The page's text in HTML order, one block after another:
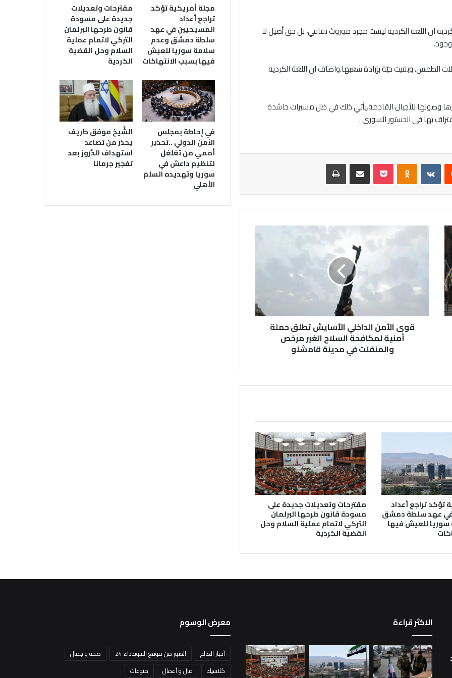
ان اللغة الكردية ليست مجرد موروث ثقافي، بل حق أصيل لا
الطمس، وبقيت حيّة بإرادة شعبها.واضاف ان اللغة الكردية
وصونها للأجيال القادمة.يأتي ذلك في ظل مسيرات حاشدة
بها في الدستور السوري .
Odnoklassniki
‫Pocket مشاركة عبر البريد طباعة
أمنية
السلاح
مدينة
قوى الأمن الداخلي الأسايش تطلق حملة
أمنية لمكافحة السلاح الغير مرخص
والمنفلت في مدينة قامشلو
تؤكد تراجع أعداد
في عهد سلطة دمشق
للعيش فيها
مقترحات وتعديلات جديدة على
مسودة قانون طرحها البرلمان
التركي لاتمام عملية السلام وحل
القضية الكردية
مجلة أمريكية تؤكد
تراجع أعداد
المسيحيين في عهد
سلطة دمشق وعدم
سلامة سوريا للعيش
فيها بسبب الانتهاكات
مقترحات وتعديلات
جديدة على مسودة
قانون طرحها البرلمان
التركي لاتمام عملية
السلام وحل القضية
الكردية
في إحاطة بمجلس
الأمن الدولي ..تحذير
أممي من تغلغل
لتنظيم داعش في
سوريا وتهديده السلم
الأهلي
الشَّيخ موفق طريف
يحذر من تصاعد
استهداف الدَّروز بعد
تفجير جرمانا
الاكثر قراءة معرض الوسوم
أخبار العالم الصور من موقع السويدداء 24
صحة و جمال
كلاسيك
مال و أعمال منوعات